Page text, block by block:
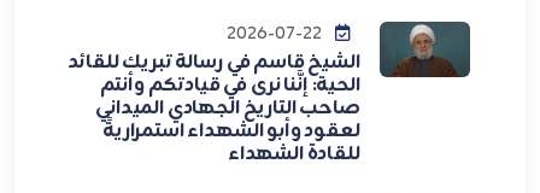
الشيخ قاسم في رسالة تبريك للقائد
الحية: إنَّنا نرى في قيادتكم وأنتم
صاحب التاريخ الجهادي الميداني
لعقود وأبو الشهداء استمراريةً
للقادة الشهداء